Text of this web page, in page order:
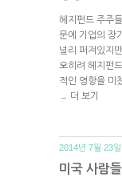
헤지펀드 주주
문에 기업의 장
널리 퍼져있지
오히려 헤지펀
적인 영향을 미
→ 더 보기
2014년 7월 23일.
미국 사람